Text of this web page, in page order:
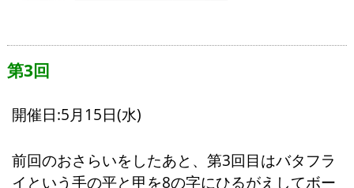
第3回
開催日:5月15日(水)
前回のおさらいをしたあと、第3回目はバタフラ
イという手の平と甲を8の字にひるがえしてボー